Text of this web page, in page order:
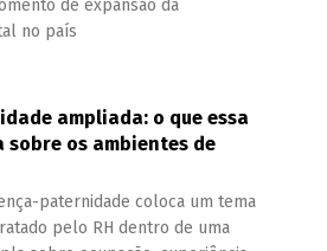
de expansão da
no país
ampliada: o que essa
sobre os ambientes de
paternidade coloca um tema
pelo RH dentro de uma